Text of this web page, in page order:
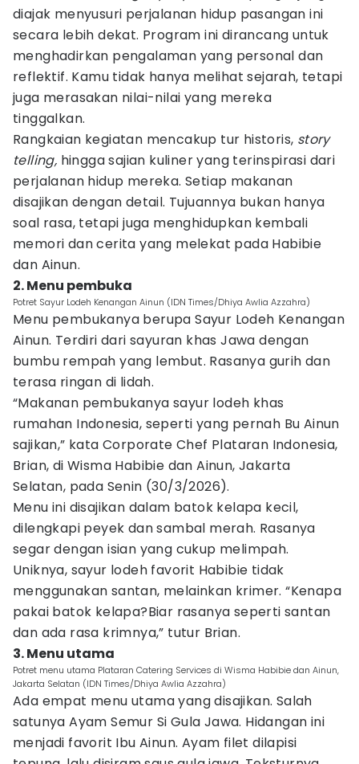
diajak menyusuri perjalanan hidup pasangan ini
secara lebih dekat. Program ini dirancang untuk
menghadirkan pengalaman yang personal dan
reflektif. Kamu tidak hanya melihat sejarah, tetapi
juga merasakan nilai-nilai yang mereka
tinggalkan.
Rangkaian kegiatan mencakup tur historis, story
telling, hingga sajian kuliner yang terinspirasi dari
perjalanan hidup mereka. Setiap makanan
disajikan dengan detail. Tujuannya bukan hanya
soal rasa, tetapi juga menghidupkan kembali
memori dan cerita yang melekat pada Habibie
dan Ainun.
2. Menu pembuka
Potret Sayur Lodeh Kenangan Ainun (IDN Times/Dhiya Awlia Azzahra)
Menu pembukanya berupa Sayur Lodeh Kenangan
Ainun. Terdiri dari sayuran khas Jawa dengan
bumbu rempah yang lembut. Rasanya gurih dan
terasa ringan di lidah.
“Makanan pembukanya sayur lodeh khas
rumahan Indonesia, seperti yang pernah Bu Ainun
sajikan,” kata Corporate Chef Plataran Indonesia,
Brian, di Wisma Habibie dan Ainun, Jakarta
Selatan, pada Senin (30/3/2026).
Menu ini disajikan dalam batok kelapa kecil,
dilengkapi peyek dan sambal merah. Rasanya
segar dengan isian yang cukup melimpah.
Uniknya, sayur lodeh favorit Habibie tidak
menggunakan santan, melainkan krimer. “Kenapa
pakai batok kelapa?Biar rasanya seperti santan
dan ada rasa krimnya,” tutur Brian.
3. Menu utama
Potret menu utama Plataran Catering Services di Wisma Habibie dan Ainun,
Jakarta Selatan (IDN Times/Dhiya Awlia Azzahra)
Ada empat menu utama yang disajikan. Salah
satunya Ayam Semur Si Gula Jawa. Hidangan ini
menjadi favorit Ibu Ainun. Ayam filet dilapisi